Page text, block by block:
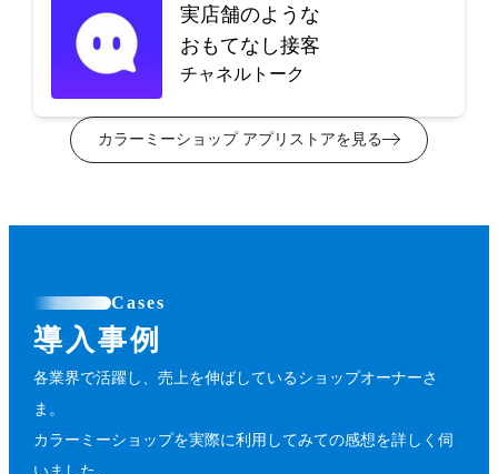
実店舗のような
おもてなし接客
チャネルトーク
カラーミーショップ アプリストアを見る
Cases
導入事例
各業界で活躍し、売上を伸ばしているショップオーナーさ
ま。
カラーミーショップを実際に利用してみての感想を詳しく伺